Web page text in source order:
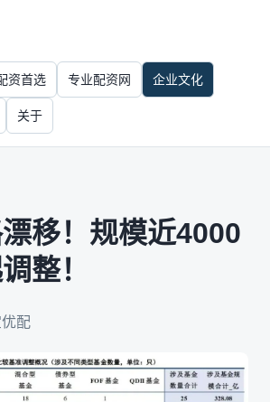
资首选 专业配资网 企业文化
关于
移！规模近4000
整！
配